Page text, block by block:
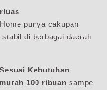
punya cakupan
di berbagai daerah
Kebutuhan
100 ribuan sampe